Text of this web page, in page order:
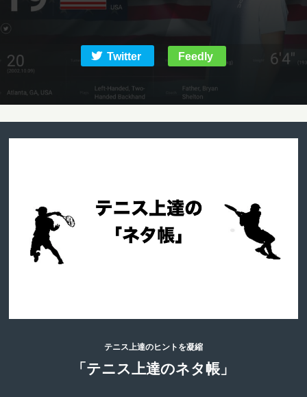
Twitter Feedly
テニス上達のヒントを凝縮
「テニス上達のネタ帳」